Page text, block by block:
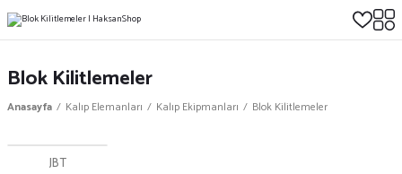
Blok Kilitlemeler
Anasayfa Kalıp Elemanları Kalıp Ekipmanları Blok Kilitlemeler
JBT